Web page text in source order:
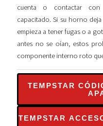
cuenta o contactar
capacitado. Si su horno
empieza a tener fugas o a
antes no se oían, estos
componente interno roto
TEMPSTAR
TEMPSTAR